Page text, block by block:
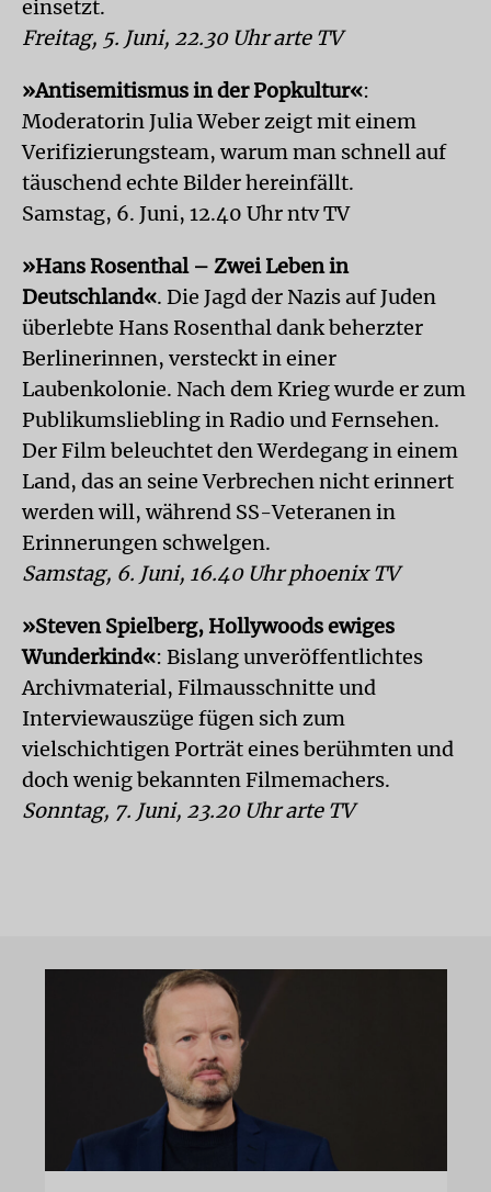
einsetzt.
Freitag, 5. Juni, 22.30 Uhr arte TV
»Antisemitismus in der Popkultur«:
Moderatorin Julia Weber zeigt mit einem
Verifizierungsteam, warum man schnell auf
täuschend echte Bilder hereinfällt.
Samstag, 6. Juni, 12.40 Uhr ntv TV
»Hans Rosenthal – Zwei Leben in
Deutschland«. Die Jagd der Nazis auf Juden
überlebte Hans Rosenthal dank beherzter
Berlinerinnen, versteckt in einer
Laubenkolonie. Nach dem Krieg wurde er zum
Publikumsliebling in Radio und Fernsehen.
Der Film beleuchtet den Werdegang in einem
Land, das an seine Verbrechen nicht erinnert
werden will, während SS-Veteranen in
Erinnerungen schwelgen.
Samstag, 6. Juni, 16.40 Uhr phoenix TV
»Steven Spielberg, Hollywoods ewiges
Wunderkind«: Bislang unveröffentlichtes
Archivmaterial, Filmausschnitte und
Interviewauszüge fügen sich zum
vielschichtigen Porträt eines berühmten und
doch wenig bekannten Filmemachers.
Sonntag, 7. Juni, 23.20 Uhr arte TV